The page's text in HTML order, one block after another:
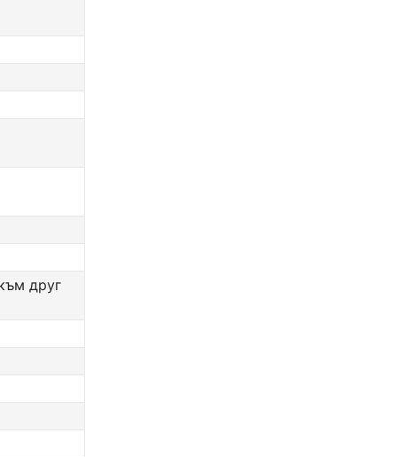
друг